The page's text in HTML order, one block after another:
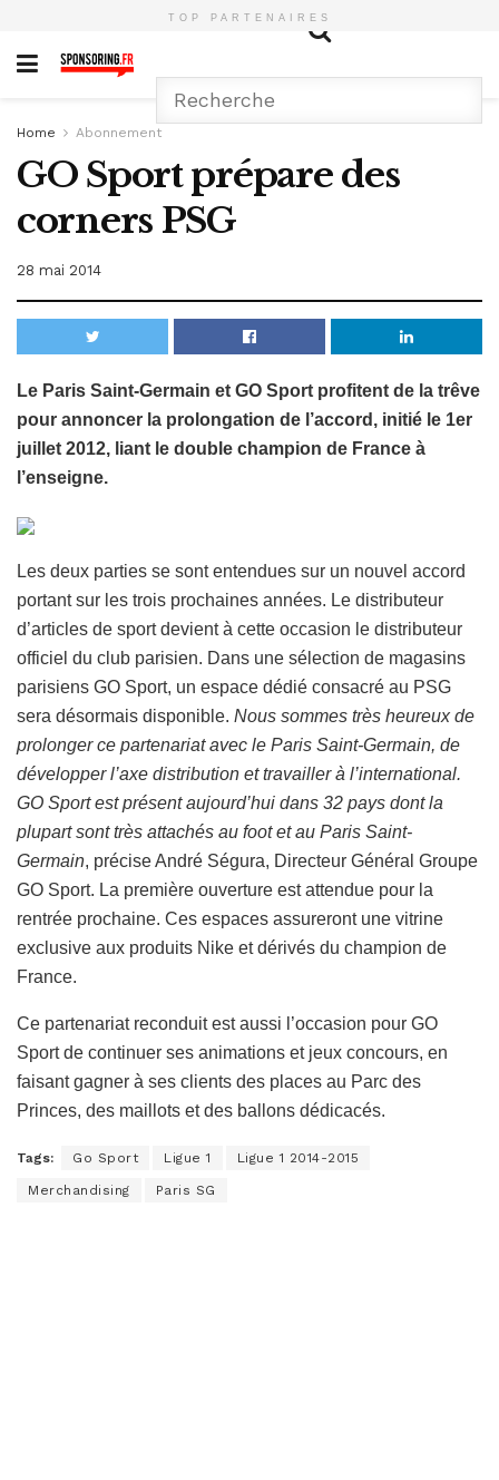
TOP PARTENAIRES
Home Abonnement
GO Sport prépare des
corners PSG
28 mai 2014
Le Paris Saint-Germain et GO Sport profitent de la trêve
pour annoncer la prolongation de l’accord, initié le 1er
juillet 2012, liant le double champion de France à
l’enseigne.
Les deux parties se sont entendues sur un nouvel accord
portant sur les trois prochaines années. Le distributeur
d’articles de sport devient à cette occasion le distributeur
officiel du club parisien. Dans une sélection de magasins
parisiens GO Sport, un espace dédié consacré au PSG
sera désormais disponible. Nous sommes très heureux de
prolonger ce partenariat avec le Paris Saint-Germain, de
développer l’axe distribution et travailler à l’international.
GO Sport est présent aujourd’hui dans 32 pays dont la
plupart sont très attachés au foot et au Paris Saint-
Germain, précise André Ségura, Directeur Général Groupe
GO Sport. La première ouverture est attendue pour la
rentrée prochaine. Ces espaces assureront une vitrine
exclusive aux produits Nike et dérivés du champion de
France.
Ce partenariat reconduit est aussi l’occasion pour GO
Sport de continuer ses animations et jeux concours, en
faisant gagner à ses clients des places au Parc des
Princes, des maillots et des ballons dédicacés.
Tags: Go Sport Ligue 1 Ligue 1 2014-2015
Merchandising Paris SG